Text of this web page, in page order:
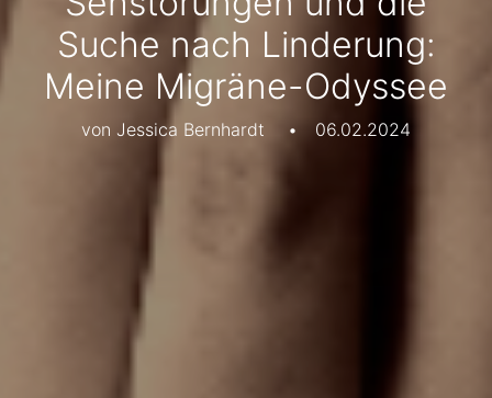
Suche nach Linderung:
Meine Migräne-Odyssee
von Jessica Bernhardt • 06.02.2024